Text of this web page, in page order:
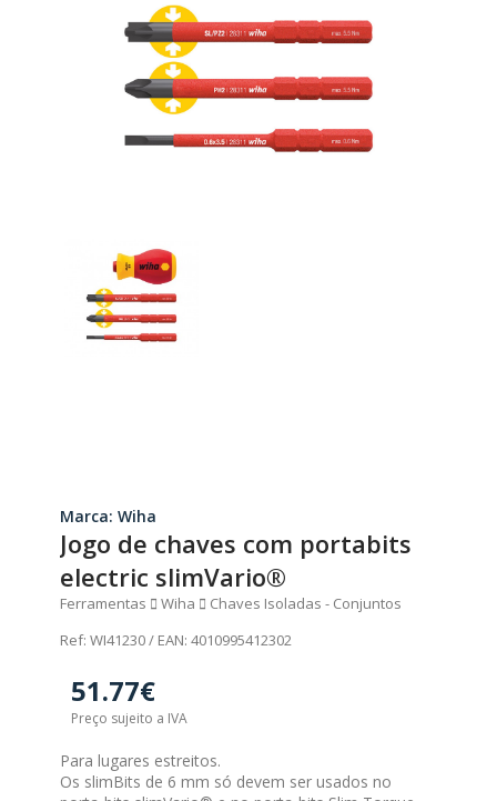
Marca: Wiha
Jogo de chaves com portabits
electric slimVario®
Ferramentas Wiha
Chaves Isoladas - Conjuntos
Ref: WI41230 / EAN: 4010995412302
51.77€
Preço sujeito a IVA
Para lugares estreitos.
Os slimBits de 6 mm só devem ser usados no